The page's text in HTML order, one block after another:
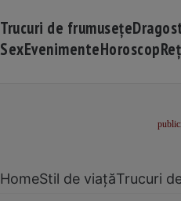
Trucuri de frumusețe
SexEvenimenteHoroscop
HomeStil de viațăTrucuri